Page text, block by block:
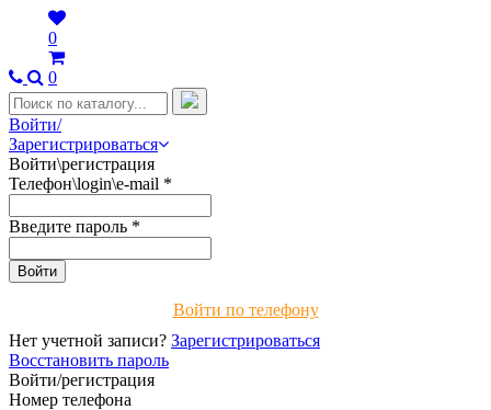
0
0
Войти/
Зарегистрироваться
Войти\регистрация
Телефон\login\e-mail *
Введите пароль *
Войти по телефону
Нет учетной записи? Зарегистрироваться
Восстановить пароль
Войти/регистрация
Номер телефона